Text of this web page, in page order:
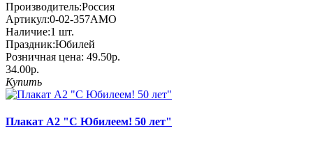
Производитель:Россия
Артикул:0-02-357АМО
Наличие:1 шт.
Праздник:Юбилей
Розничная цена: 49.50р.
34.00р.
Купить
Плакат А2 "С Юбилеем! 50 лет"